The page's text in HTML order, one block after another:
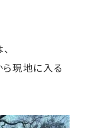
ら現地に入る